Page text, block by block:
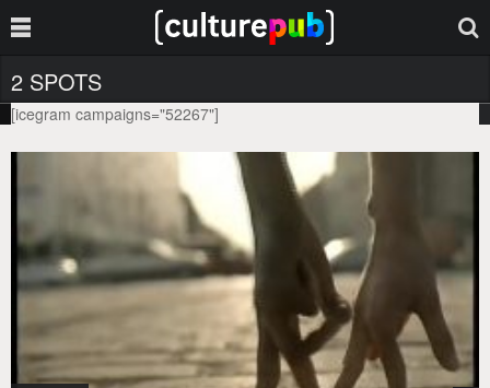
2 SPOTS
[icegram campaigns="52267"]